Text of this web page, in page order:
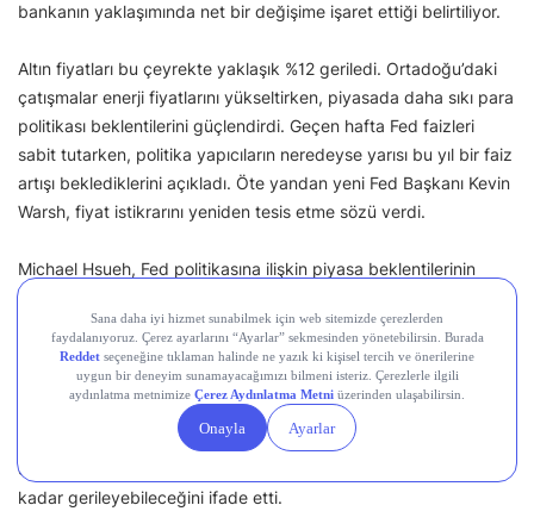
bankanın yaklaşımında net bir değişime işaret ettiği belirtiliyor.
Altın fiyatları bu çeyrekte yaklaşık %12 geriledi. Ortadoğu’daki
çatışmalar enerji fiyatlarını yükseltirken, piyasada daha sıkı para
politikası beklentilerini güçlendirdi. Geçen hafta Fed faizleri
sabit tutarken, politika yapıcıların neredeyse yarısı bu yıl bir faiz
artışı beklediklerini açıkladı. Öte yandan yeni Fed Başkanı Kevin
Warsh, fiyat istikrarını yeniden tesis etme sözü verdi.
Michael Hsueh, Fed politikasına ilişkin piyasa beklentilerinin
yeniden fiyatlanması ve ABD makroekonomik verilerinin dirençli
seyretmesinin altın fiyatlarındaki düşüşün ana nedeni olduğunu
belirtti.
Hsueh, Deutsche Bank’ın yıl sonu altın fiyatı hedefinin Fed’in
faizleri sabit tutacağı varsayımına dayandığını, ancak Fed’in üç-
dört faiz artışı yapması halinde altının ons fiyatının 3.800 dolara
kadar gerileyebileceğini ifade etti.